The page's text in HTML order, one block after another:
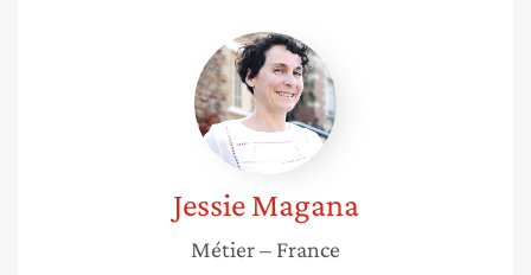
Jessie
Magana
Jessie Magana
Métier– France